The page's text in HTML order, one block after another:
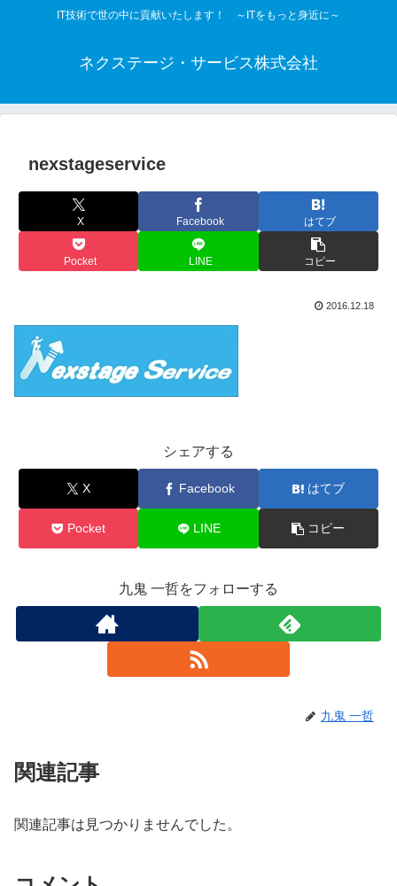
IT技術で世の中に貢献いたします！ ～ITをもっと身近に～
ネクステージ・サービス株式会社
nexstageservice
X Facebook はてブ
Pocket LINE コピー
2016.12.18
シェアする
X Facebook はてブ
Pocket LINE コピー
九鬼 一哲をフォローする
九鬼 一哲
関連記事
関連記事は見つかりませんでした。